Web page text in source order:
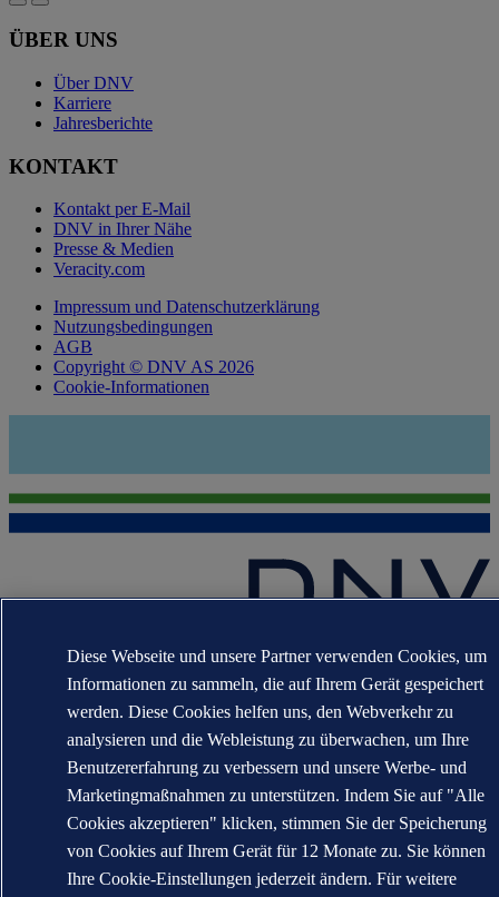
ÜBER UNS
Über DNV
Karriere
Jahresberichte
KONTAKT
Kontakt per E-Mail
DNV in Ihrer Nähe
Presse & Medien
Veracity.com
Impressum und Datenschutzerklärung
Nutzungsbedingungen
AGB
Copyright © DNV AS 2026
Cookie-Informationen
The trademarks DNV GL®, DNV®, the Horizon Graphic and Det
Norske Veritas® are the properties of companies in the Det Norske
Veritas group. All rights reserved.
WHEN TRUST MATTERS
Diese Webseite und unsere Partner verwenden Cookies, um
Informationen zu sammeln, die auf Ihrem Gerät gespeichert
werden. Diese Cookies helfen uns, den Webverkehr zu
analysieren und die Webleistung zu überwachen, um Ihre
Benutzererfahrung zu verbessern und unsere Werbe- und
Marketingmaßnahmen zu unterstützen. Indem Sie auf "Alle
Cookies akzeptieren" klicken, stimmen Sie der Speicherung
von Cookies auf Ihrem Gerät für 12 Monate zu. Sie können
Ihre Cookie-Einstellungen jederzeit ändern. Für weitere